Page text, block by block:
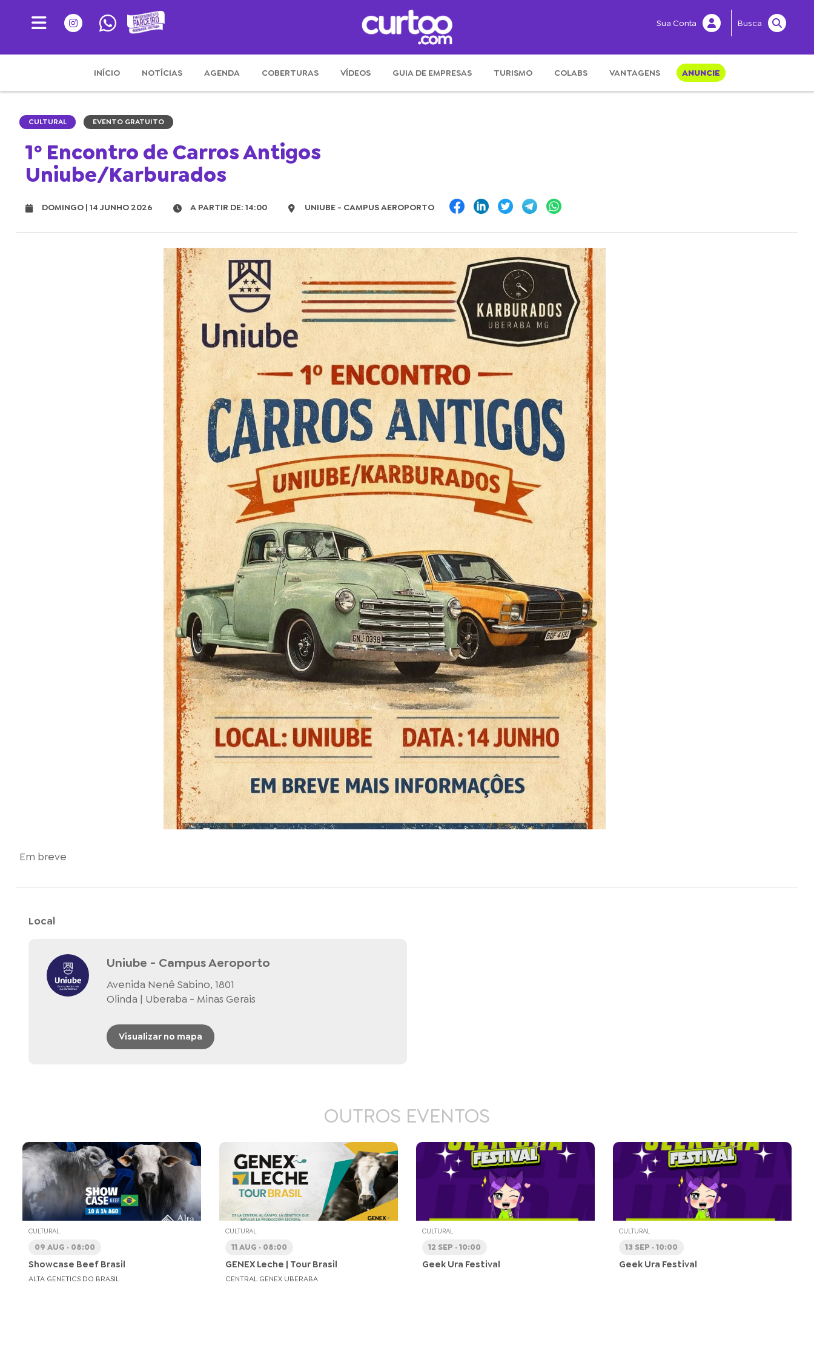
Busca
Sua Conta
INÍCIO NOTÍCIAS AGENDA COBERTURAS VÍDEOS GUIA DE EMPRESAS TURISMO COLABS VANTAGENS ANUNCIE
CULTURAL EVENTO GRATUITO
1º Encontro de Carros Antigos
Uniube/Karburados
DOMINGO | 14 JUNHO 2026 A PARTIR DE: 14:00 UNIUBE - CAMPUS AEROPORTO
Em breve
Local
Uniube - Campus Aeroporto
Avenida Nenê Sabino, 1801
Olinda | Uberaba - Minas Gerais
Visualizar no mapa
OUTROS EVENTOS
CULTURAL
09 AUG · 08:00
Showcase Beef Brasil
ALTA GENETICS DO BRASIL
CULTURAL
11 AUG · 08:00
GENEX Leche | Tour Brasil
CENTRAL GENEX UBERABA
CULTURAL
12 SEP · 10:00
Geek Ura Festival
CULTURAL
13 SEP · 10:00
Geek Ura Festival